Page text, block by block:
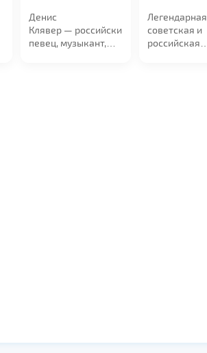
Денис
Клявер — российский
певец, музыкант,
Легендарная
советская и
российская